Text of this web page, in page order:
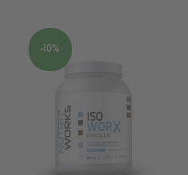
-10%